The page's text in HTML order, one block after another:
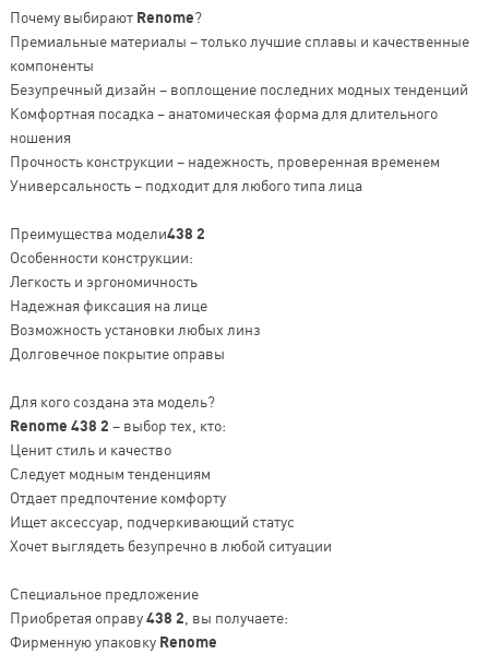
Почему выбирают Renome?
Премиальные материалы – только лучшие сплавы и качественные
компоненты
Безупречный дизайн – воплощение последних модных тенденций
Комфортная посадка – анатомическая форма для длительного
ношения
Прочность конструкции – надежность, проверенная временем
Универсальность – подходит для любого типа лица
Преимущества модели438 2
Особенности конструкции:
Легкость и эргономичность
Надежная фиксация на лице
Возможность установки любых линз
Долговечное покрытие оправы
Для кого создана эта модель?
Renome 438 2 – выбор тех, кто:
Ценит стиль и качество
Следует модным тенденциям
Отдает предпочтение комфорту
Ищет аксессуар, подчеркивающий статус
Хочет выглядеть безупречно в любой ситуации
Специальное предложение
Приобретая оправу438 2 , вы получаете:
Фирменную упаковку Renome